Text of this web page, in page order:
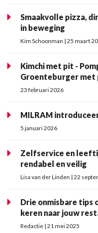
Smaakvolle pizza,
in beweging
Kim Schoonman | 25 maart
Kimchi met pit -
Groenteburger met
23 februari 2026
MILRAM
5 januari 2026
Zelfservice en
rendabel en veilig
Lisa van der Linden | 22
Drie onmisbare tips
keren naar jouw
Redactie | 21 mei 2025